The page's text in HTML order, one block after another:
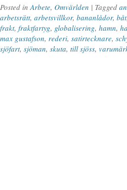
Posted inArbete, Omvärlden | Tagged
arbetsrätt, arbetsvillkor, bananlådor, båt,
frakt, fraktfartyg, globalisering, hamn,
max gustafson, rederi, satirtecknare,
sjöfart, sjöman, skuta, till sjöss,